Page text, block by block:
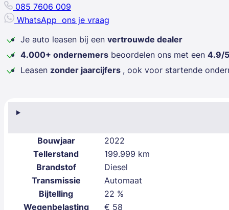
Bouwjaar
2022
Tellerstand
199.999 km
Brandstof
Diesel
Transmissie
Automaat
Bijtelling
22 %
Wegenbelasting
€ 58
085 7606 009
WhatsApp ons je vraag
Je auto leasen bij een vertrouwde dealer
4.000+ ondernemers beoordelen ons met een 4.9/5
Leasen zonder jaarcijfers , ook voor startende